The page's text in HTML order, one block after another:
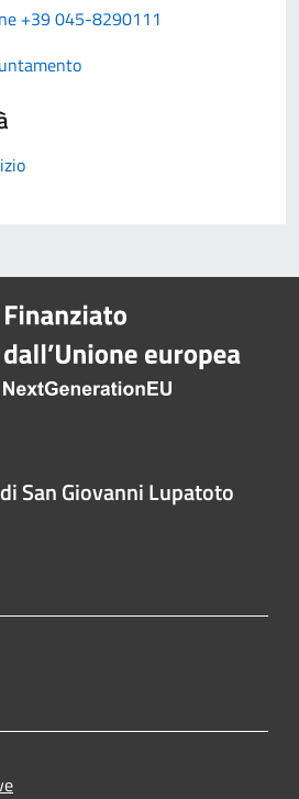
+39 045-8290111
San Giovanni Lupatoto